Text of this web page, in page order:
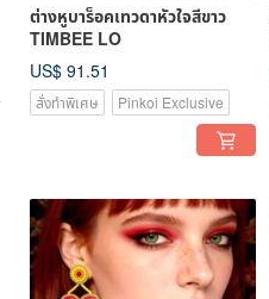
ต่างหูบาร็อคเทวดาหัวใจสีขาว
TIMBEE LO
US$ 91.51
สั่งทำพิเศษ Pinkoi Exclusive